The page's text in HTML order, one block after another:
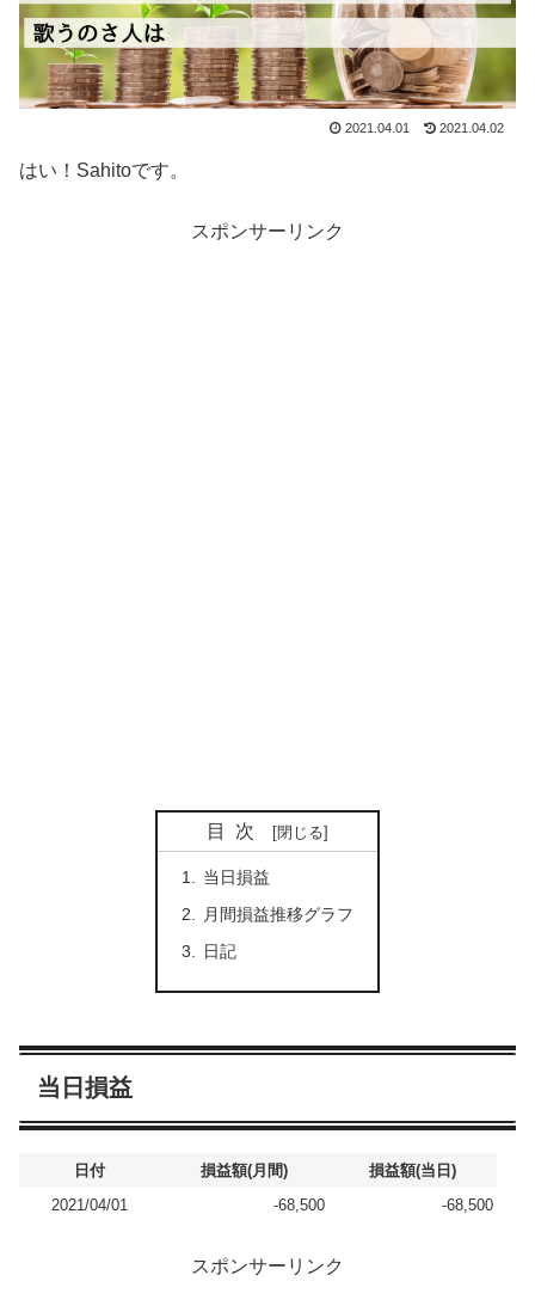
2021.04.01 2021.04.02
はい！Sahitoです。
スポンサーリンク
目次
当日損益
月間損益推移グラフ
日記
当日損益
日付 損益額(月間)
損益額(当日)
2021/04/01
-68,500 -68,500
スポンサーリンク